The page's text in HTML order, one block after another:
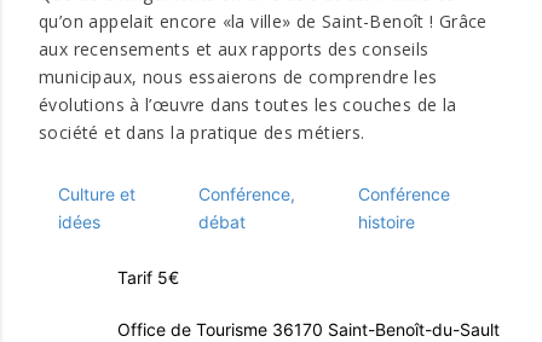
qu’on appelait encore «la ville» de Saint-Benoît ! Grâce
aux recensements et aux rapports des conseils
municipaux, nous essaierons de comprendre les
évolutions à l’œuvre dans toutes les couches de la
société et dans la pratique des métiers.
Culture et
idées
Conférence,
débat
Conférence
histoire
Tarif 5€
Office de Tourisme 36170 Saint-Benoît-du-Sault